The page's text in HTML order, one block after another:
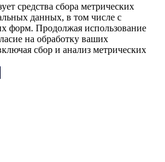
средства сбора метрических
данных, в том числе с
форм. Продолжая использование
на обработку ваших
сбор и анализ метрических